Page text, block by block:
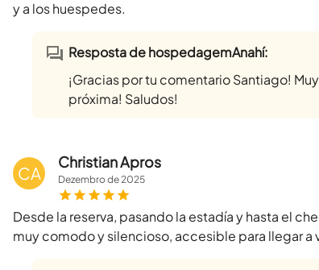
y a los huespedes.
Resposta de hospedagemAnahí:
¡Gracias por tu comentario Santiago!
próxima! Saludos!
CA
Christian Apros
Dezembrode2025
Desde la reserva, pasando la estadía y hasta el
muy comodo y silencioso, accesible para llegar a